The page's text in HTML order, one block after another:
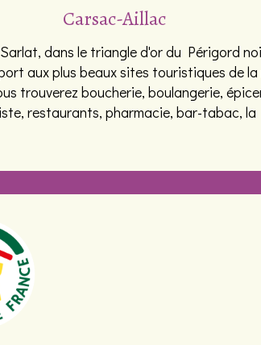
Carsac-Aillac
dans le triangle d'or du Périgord
aux plus beaux sites touristiques de la
trouverez boucherie, boulangerie,
restaurants, pharmacie, bar-tabac, la